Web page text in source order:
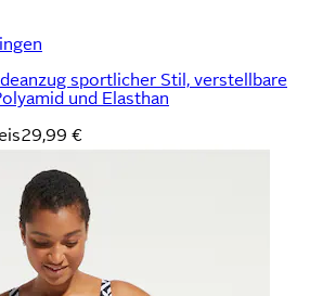
sportlicher Stil, verstellbare
und Elasthan
29,99 €